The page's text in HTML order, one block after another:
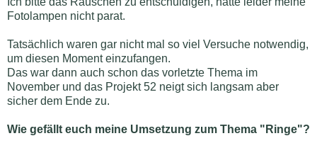
Fotolampen nicht parat.
Tatsächlich waren gar nicht mal so viel Versuche notwendig,
um diesen Moment einzufangen.
Das war dann auch schon das vorletzte Thema im
November und das Projekt 52 neigt sich langsam aber
sicher dem Ende zu.
Wie gefällt euch meine Umsetzung zum Thema "Ringe"?